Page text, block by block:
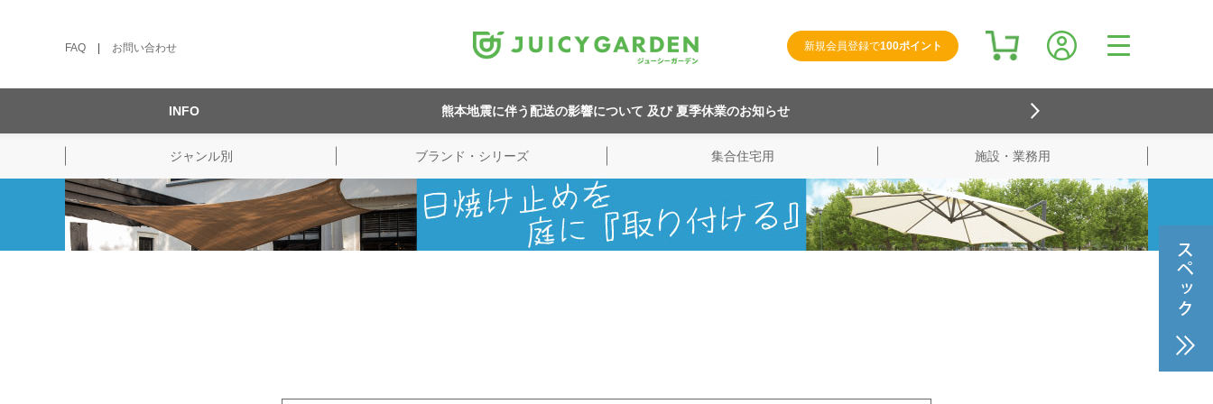
FAQ お問い合わせ 新規会員登録で100ポイント
検索
INFO 熊本地震に伴う配送の影響について 及び 夏季休業のお知らせ
ジャンル別 ブランド・シリーズ 集合住宅用 施設・業務用